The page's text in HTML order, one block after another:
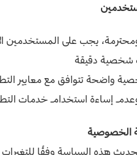
يجب على المستخدمين
شخصية دقيقة
واضحة تتوافق مع معايير
وعدم إساءة استخدام خدمات
هذه السياسة وفقًا للتغيرات